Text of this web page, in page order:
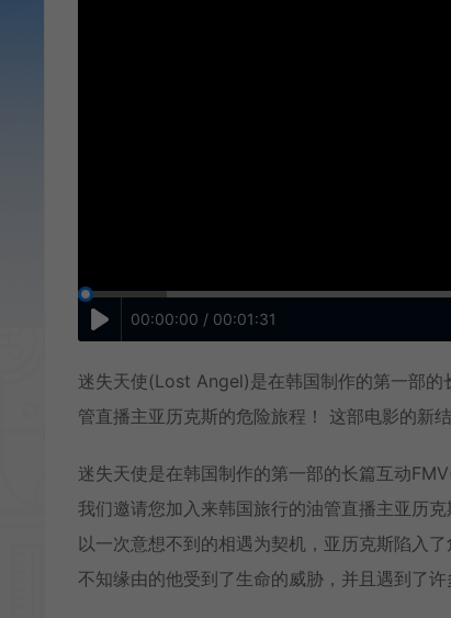
00:00:00 / 00:01:31
迷失天使(Lost Angel)是在韩国制作的第一部
管直播主亚历克斯的危险旅程！ 这部电影的新结
迷失天使是在韩国制作的第一部的长篇互动
我们邀请您加入来韩国旅行的油管直播主亚历克
以一次意想不到的相遇为契机，亚历克斯陷入了
不知缘由的他受到了生命的威胁，并且遇到了许